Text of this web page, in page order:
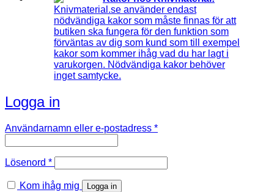
Knivmaterial.se använder endast
nödvändiga kakor som måste finnas för att
butiken ska fungera för den funktion som
förväntas av dig som kund som till exempel
kakor som kommer ihåg vad du har lagt i
varukorgen. Nödvändiga kakor behöver
inget samtycke.
Logga in
Användarnamn eller e-postadress *Obligatoriskt
Lösenord *Obligatoriskt
Kom ihåg mig Logga in